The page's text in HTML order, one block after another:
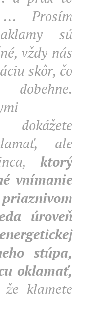
... Prosím
sú
vždy nás
skôr, čo
dokážete
ale
ktorý
vnímanie
úroveň
stúpa,
oklamať,
klamete